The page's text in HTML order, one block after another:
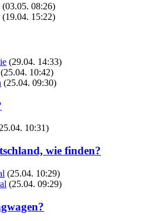
(03.05. 08:26)
(19.04. 15:22)
(29.04. 14:33)
(25.04. 10:42)
(25.04. 09:30)
10:31)
wie finden?
(25.04. 10:29)
(25.04. 09:29)